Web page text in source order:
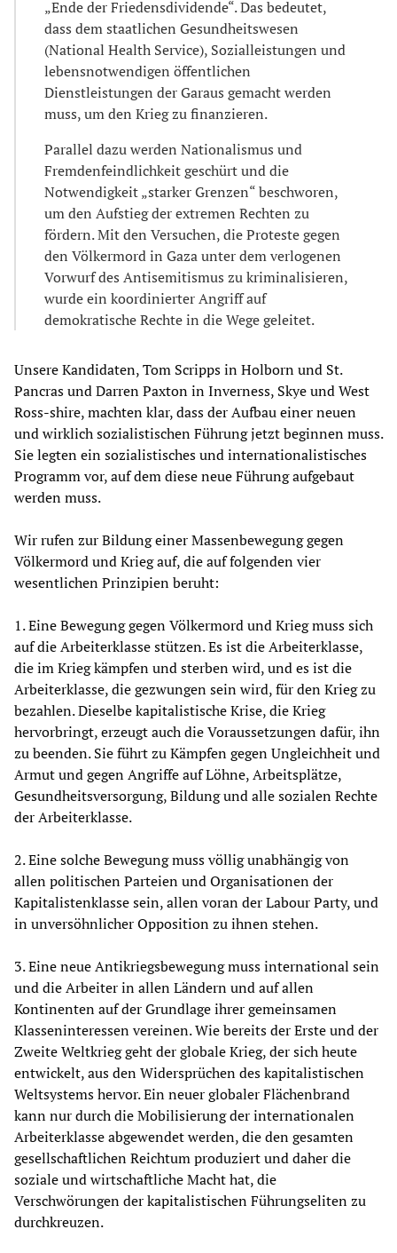
„Ende der Friedensdividende“. Das bedeutet,
dass dem staatlichen Gesundheitswesen
(National Health Service), Sozialleistungen und
lebensnotwendigen öffentlichen
Dienstleistungen der Garaus gemacht werden
muss, um den Krieg zu finanzieren.
Parallel dazu werden Nationalismus und
Fremdenfeindlichkeit geschürt und die
Notwendigkeit „starker Grenzen“ beschworen,
um den Aufstieg der extremen Rechten zu
fördern. Mit den Versuchen, die Proteste gegen
den Völkermord in Gaza unter dem verlogenen
Vorwurf des Antisemitismus zu kriminalisieren,
wurde ein koordinierter Angriff auf
demokratische Rechte in die Wege geleitet.
Unsere Kandidaten, Tom Scripps in Holborn und St.
Pancras und Darren Paxton in Inverness, Skye und West
Ross-shire, machten klar, dass der Aufbau einer neuen
und wirklich sozialistischen Führung jetzt beginnen muss.
Sie legten ein sozialistisches und internationalistisches
Programm vor, auf dem diese neue Führung aufgebaut
werden muss.
Wir rufen zur Bildung einer Massenbewegung gegen
Völkermord und Krieg auf, die auf folgenden vier
wesentlichen Prinzipien beruht:
1. Eine Bewegung gegen Völkermord und Krieg muss sich
auf die Arbeiterklasse stützen. Es ist die Arbeiterklasse,
die im Krieg kämpfen und sterben wird, und es ist die
Arbeiterklasse, die gezwungen sein wird, für den Krieg zu
bezahlen. Dieselbe kapitalistische Krise, die Krieg
hervorbringt, erzeugt auch die Voraussetzungen dafür, ihn
zu beenden. Sie führt zu Kämpfen gegen Ungleichheit und
Armut und gegen Angriffe auf Löhne, Arbeitsplätze,
Gesundheitsversorgung, Bildung und alle sozialen Rechte
der Arbeiterklasse.
2. Eine solche Bewegung muss völlig unabhängig von
allen politischen Parteien und Organisationen der
Kapitalistenklasse sein, allen voran der Labour Party, und
in unversöhnlicher Opposition zu ihnen stehen.
3. Eine neue Antikriegsbewegung muss international sein
und die Arbeiter in allen Ländern und auf allen
Kontinenten auf der Grundlage ihrer gemeinsamen
Klasseninteressen vereinen. Wie bereits der Erste und der
Zweite Weltkrieg geht der globale Krieg, der sich heute
entwickelt, aus den Widersprüchen des kapitalistischen
Weltsystems hervor. Ein neuer globaler Flächenbrand
kann nur durch die Mobilisierung der internationalen
Arbeiterklasse abgewendet werden, die den gesamten
gesellschaftlichen Reichtum produziert und daher die
soziale und wirtschaftliche Macht hat, die
Verschwörungen der kapitalistischen Führungseliten zu
durchkreuzen.